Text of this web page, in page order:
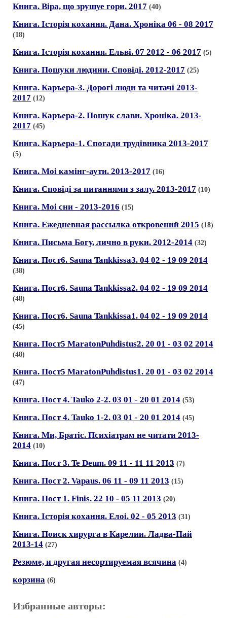
Книга. Вiра, що зрушуе гори. 2017 (40)
Книга. Iсторiя кохання. Дана. Хронiка 06 - 08 2017
(18)
Книга. Iсторiя кохання. Ельвi. 07 2012 - 06 2017 (5)
Книга. Пошуки людини. Сповiдi. 2012-2017 (25)
Книга. Каръера-3. Дорогi люди та читачi 2013-
2017 (12)
Книга. Каръера-2. Пошук слави. Хронiка. 2013-
2017 (45)
Книга. Каръера-1. Спогади трудiвника 2013-2017
(5)
Книга. Моi камiнг-аути. 2013-2017 (16)
Книга. Сповiдi за питаннями з залу. 2013-2017 (10)
Книга. Моi сни - 2013-2016 (15)
Книга. Ежедневная рассылка откровений 2015 (18)
Книга. Письма Богу, лично в руки. 2012-2014 (32)
Книга. Пост6. Sauna Tankkissa3. 04 02 - 19 09 2014
(38)
Книга. Пост6. Sauna Tankkissa2. 04 02 - 19 09 2014
(48)
Книга. Пост6. Sauna Tankkissa1. 04 02 - 19 09 2014
(45)
Книга. Пост5 MaratonPuhdistus2. 20 01 - 03 02 2014
(48)
Книга. Пост5 MaratonPuhdistus1. 20 01 - 03 02 2014
(47)
Книга. Пост 4. Tauko 2-2. 03 01 - 20 01 2014 (53)
Книга. Пост 4. Tauko 1-2. 03 01 - 20 01 2014 (45)
Книга. Ми, Братiс. Психiатрам не читати 2013-
2014 (10)
Книга. Пост 3. Te Deum. 09 11 - 11 11 2013 (7)
Книга. Пост 2. Vapaus. 06 11 - 09 11 2013 (15)
Книга. Пост 1. Finis. 22 10 - 05 11 2013 (20)
Книга. Iсторiя кохання. Елоi. 02 - 05 2013 (31)
Книга. Поиск хирурга в Карелии. Ладва-Пай
2013-14 (27)
Резюме, и другая несортируемая всячина (4)
корзина (6)
Избранные авторы: